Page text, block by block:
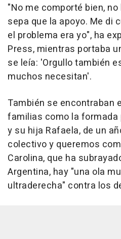
"No me comporté bien,
sepa que la apoyo. Me di
el problema era yo", ha
Press, mientras portaba
se leía: 'Orgullo también
muchos necesitan'.
También se encontraban
familias como la formada
y su hija Rafaela, de un
colectivo y queremos
Carolina, que ha
Argentina, hay "una ola
ultraderecha" contra los